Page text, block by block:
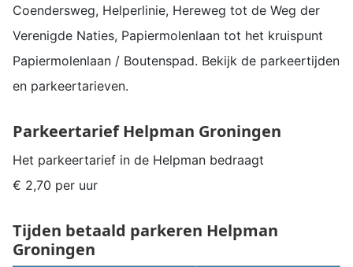
Coendersweg, Helperlinie, Hereweg tot de Weg der
Verenigde Naties, Papiermolenlaan tot het kruispunt
Papiermolenlaan / Boutenspad. Bekijk de parkeertijden
en parkeertarieven.
ParkeertariefHelpman Groningen
Het parkeertarief in de Helpman bedraagt
€ 2,70 per uur
Tijden betaald parkeren Helpman
Groningen